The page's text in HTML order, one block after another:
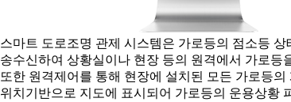
스마트 도로조명 관제 시스템은 가로등의 점소등
송수신하여 상황실이나 현장 등의 원격에서 가로등
또한 원격제어를 통해 현장에 설치된 모든 가로등
위치기반으로 지도에 표시되어 가로등의 운용상황